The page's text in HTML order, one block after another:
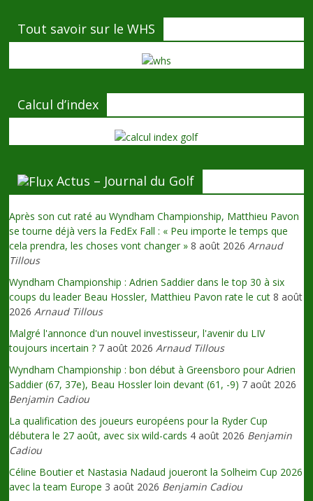
Tout savoir sur le WHS
Calcul d’index
Actus – Journal du Golf
Après son cut raté au Wyndham Championship, Matthieu Pavon
se tourne déjà vers la FedEx Fall : « Peu importe le temps que
cela prendra, les choses vont changer » 8 août 2026 Arnaud
Tillous
Wyndham Championship : Adrien Saddier dans le top 30 à six
coups du leader Beau Hossler, Matthieu Pavon rate le cut 8 août
2026 Arnaud Tillous
Malgré l'annonce d'un nouvel investisseur, l'avenir du LIV
toujours incertain ? 7 août 2026 Arnaud Tillous
Wyndham Championship : bon début à Greensboro pour Adrien
Saddier (67, 37e), Beau Hossler loin devant (61, -9) 7 août 2026
Benjamin Cadiou
La qualification des joueurs européens pour la Ryder Cup
débutera le 27 août, avec six wild-cards 4 août 2026 Benjamin
Cadiou
Céline Boutier et Nastasia Nadaud joueront la Solheim Cup 2026
avec la team Europe 3 août 2026 Benjamin Cadiou